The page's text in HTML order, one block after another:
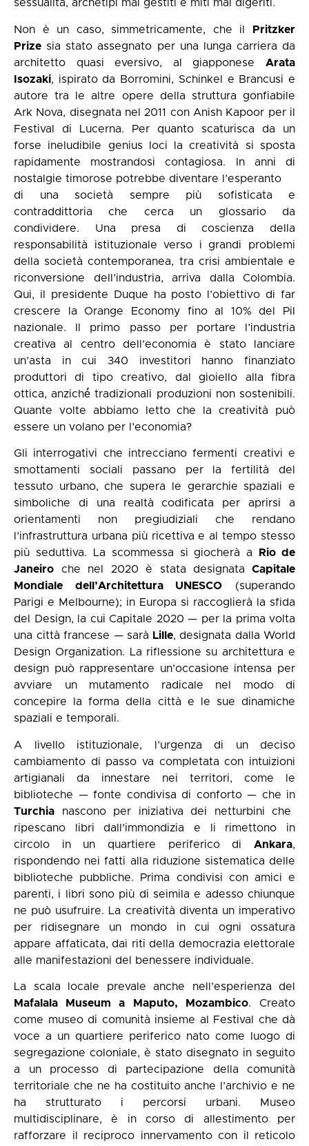
sessualità, archetipi mal gestiti e miti mal digeriti.
Non è un caso, simmetricamente, che il
Pritzker
Prize sia stato assegnato per una lunga carriera da
architetto quasi eversivo, al giapponese Arata
Isozaki, ispirato da Borromini, Schinkel e Brancusi e
autore tra le altre opere della struttura gonfiabile
Ark Nova, disegnata nel 2011 con Anish Kapoor per il
Festival di Lucerna. Per quanto scaturisca da un
forse ineludibile genius loci la creatività si sposta
rapidamente mostrandosi contagiosa. In anni di
nostalgie timorose potrebbe diventare l’esperanto
di una società sempre più sofisticata e
contraddittoria che cerca un glossario da
condividere. Una presa di coscienza della
responsabilità istituzionale verso i grandi problemi
della società contemporanea, tra crisi ambientale e
riconversione dell’industria, arriva dalla Colombia.
Qui, il presidente Duque ha posto l’obiettivo di far
crescere la Orange Economy fino al 10% del Pil
nazionale. Il primo passo per portare l’industria
creativa al centro dell’economia è stato lanciare
un’asta in cui 340 investitori hanno finanziato
produttori di tipo creativo, dal gioiello alla fibra
ottica, anziché́ tradizionali produzioni non sostenibili.
Quante volte abbiamo letto che la creatività può
essere un volano per l’economia?
Gli interrogativi che intrecciano fermenti creativi e
smottamenti sociali passano per la fertilità del
tessuto urbano, che supera le gerarchie spaziali e
simboliche di una realtà codificata per aprirsi a
orientamenti non pregiudiziali che rendano
l’infrastruttura urbana più ricettiva e al tempo stesso
più seduttiva. La scommessa si giocherà a
Rio de
Janeiro che nel 2020 è stata designata Capitale
Mondiale dell’Architettura UNESCO (superando
Parigi e Melbourne); in Europa si raccoglierà la sfida
del Design, la cui Capitale 2020 — per la prima volta
una città francese — sarà Lille, designata dalla World
Design Organization. La riflessione su architettura e
design può rappresentare un’occasione intensa per
avviare un mutamento radicale nel modo di
concepire la forma della città e le sue dinamiche
spaziali e temporali.
A livello istituzionale, l’urgenza di un deciso
cambiamento di passo va completata con intuizioni
artigianali da innestare nei territori, come le
biblioteche — fonte condivisa di conforto — che in
Turchia nascono per iniziativa dei netturbini che
ripescano libri dall’immondizia e li rimettono in
circolo in un quartiere periferico di Ankara,
rispondendo nei fatti alla riduzione sistematica delle
biblioteche pubbliche. Prima condivisi con amici e
parenti, i libri sono più di seimila e adesso chiunque
ne può usufruire. La creatività diventa un imperativo
per ridisegnare un mondo in cui ogni ossatura
appare affaticata, dai riti della democrazia elettorale
alle manifestazioni del benessere individuale.
La scala locale prevale anche nell’esperienza del
Mafalala Museum a Maputo, Mozambico. Creato
come museo di comunità insieme al Festival che dà
voce a un quartiere periferico nato come luogo di
segregazione coloniale, è stato disegnato in seguito
a un processo di partecipazione della comunità
territoriale che ne ha costituito anche l’archivio e ne
ha strutturato i percorsi urbani. Museo
multidisciplinare, è in corso di allestimento per
rafforzare il reciproco innervamento con il reticolo